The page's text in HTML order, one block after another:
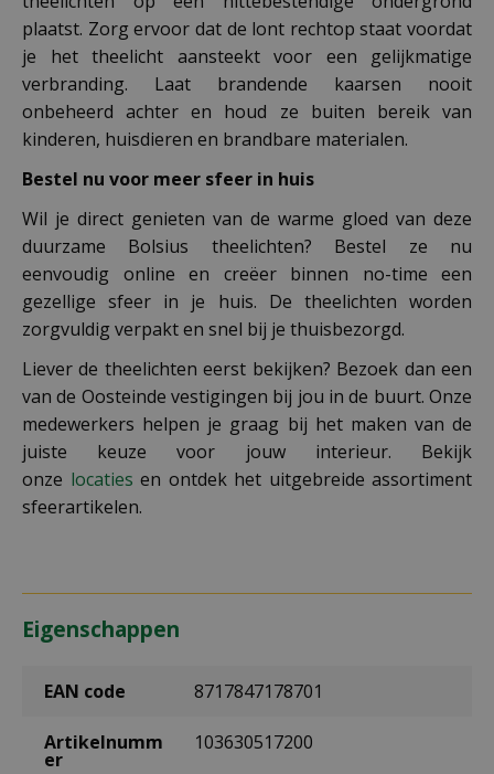
plaatst. Zorg ervoor dat de lont rechtop staat voordat
je het theelicht aansteekt voor een gelijkmatige
verbranding. Laat brandende kaarsen nooit
onbeheerd achter en houd ze buiten bereik van
kinderen, huisdieren en brandbare materialen.
Bestel nu voor meer sfeer in huis
Wil je direct genieten van de warme gloed van deze
duurzame Bolsius theelichten? Bestel ze nu
eenvoudig online en creëer binnen no-time een
gezellige sfeer in je huis. De theelichten worden
zorgvuldig verpakt en snel bij je thuisbezorgd.
Liever de theelichten eerst bekijken? Bezoek dan een
van de Oosteinde vestigingen bij jou in de buurt. Onze
medewerkers helpen je graag bij het maken van de
juiste keuze voor jouw interieur. Bekijk
onze locaties en ontdek het uitgebreide assortiment
sfeerartikelen.
Eigenschappen
EAN code 8717847178701
Artikelnumm
er
103630517200